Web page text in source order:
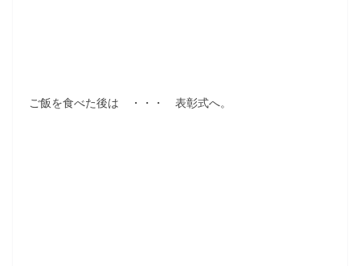
ご飯を食べた後は ・・・ 表彰式へ。